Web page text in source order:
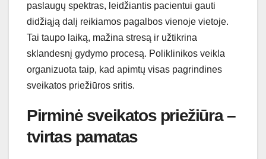
paslaugų spektras, leidžiantis pacientui gauti
didžiąją dalį reikiamos pagalbos vienoje vietoje.
Tai taupo laiką, mažina stresą ir užtikrina
sklandesnį gydymo procesą. Poliklinikos veikla
organizuota taip, kad apimtų visas pagrindines
sveikatos priežiūros sritis.
Pirminė sveikatos priežiūra –
tvirtas pamatas